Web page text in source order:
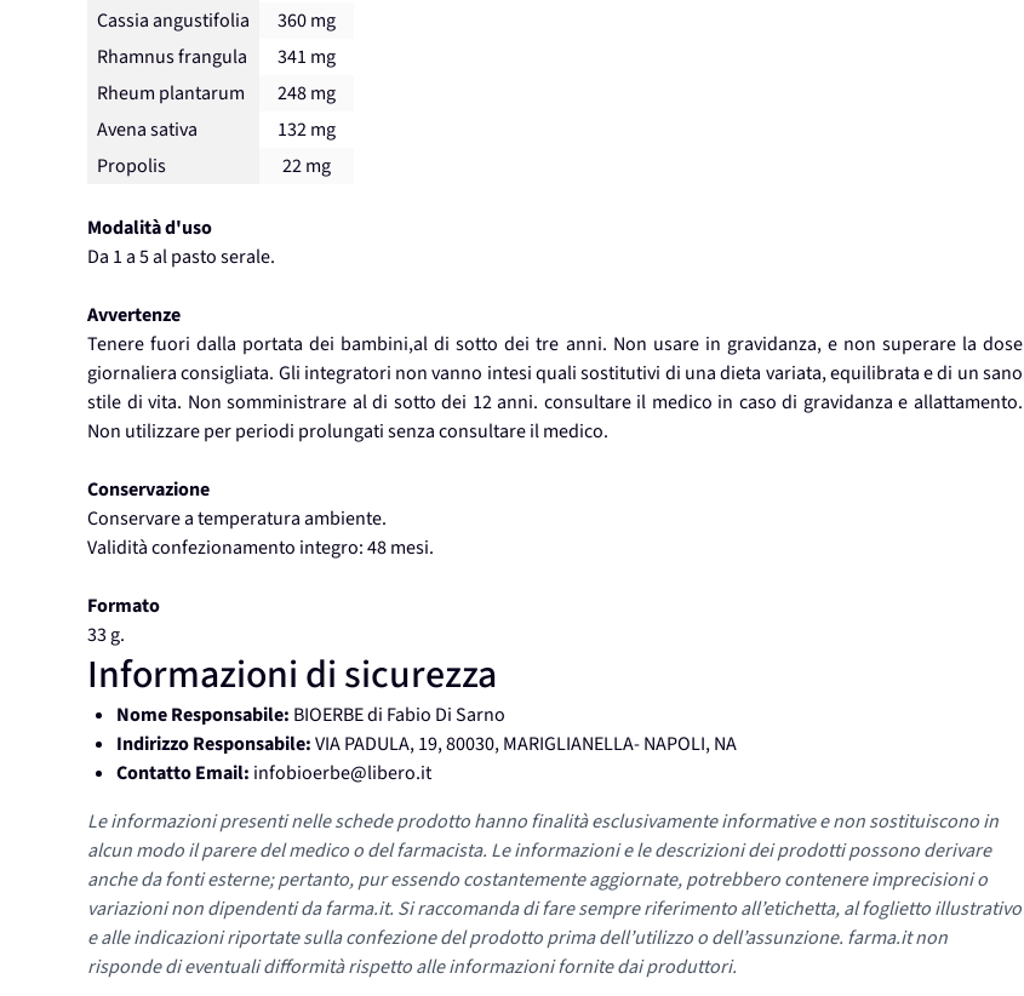
Cassia angustifolia
360 mg
Rhamnus frangula
341 mg
Rheum plantarum
248 mg
Avena sativa
132 mg
Propolis
22 mg
Modalità d'uso
Da 1 a 5 al pasto serale.
Avvertenze
Tenere fuori dalla portata dei bambini,al di sotto dei tre anni. Non usare in gravidanza, e non superare la dose
giornaliera consigliata. Gli integratori non vanno intesi quali sostitutivi di una dieta variata, equilibrata e di un sano
stile di vita. Non somministrare al di sotto dei 12 anni. consultare il medico in caso di gravidanza e allattamento.
Non utilizzare per periodi prolungati senza consultare il medico.
Conservazione
Conservare a temperatura ambiente.
Validità confezionamento integro: 48 mesi.
Formato
33 g.
Informazioni di sicurezza
Nome Responsabile: BIOERBE di Fabio Di Sarno
Indirizzo Responsabile:VIA PADULA, 19, 80030, MARIGLIANELLA- NAPOLI, NA
Contatto Email: infobioerbe@libero.it
Le informazioni presenti nelle schede prodotto hanno finalità esclusivamente informative e non sostituiscono in
alcun modo il parere del medico o del farmacista. Le informazioni e le descrizioni dei prodotti possono derivare
anche da fonti esterne; pertanto, pur essendo costantemente aggiornate, potrebbero contenere imprecisioni o
variazioni non dipendenti da farma.it. Si raccomanda di fare sempre riferimento all’etichetta, al foglietto illustrativo
e alle indicazioni riportate sulla confezione del prodotto prima dell’utilizzo o dell’assunzione. farma.it non
risponde di eventuali difformità rispetto alle informazioni fornite dai produttori.